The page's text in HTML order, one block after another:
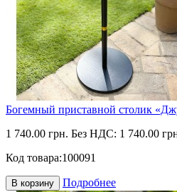
Богемный приставной столик
1 740.00 грн. Без НДС: 1 740.00
Код товара:100091
В корзину Подробнее